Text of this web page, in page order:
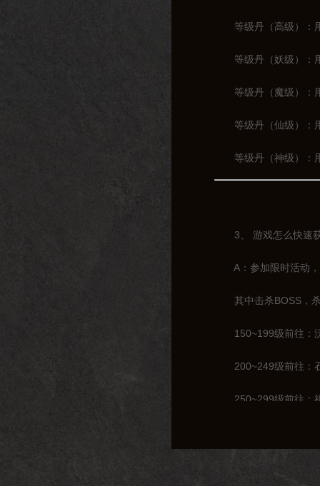
等级丹（高级）：
等级丹（妖级）：
等级丹（魔级）：
等级丹（仙级）：
等级丹（神级）：
3、 游戏怎么快速
A：参加限时活动，
其中击杀BOSS，杀
150~199级前往：沃
200~249级前往：石
250~299级前往：祖